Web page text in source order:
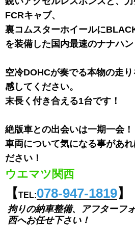
FCRキャブ、
裏コムスターホイールに
を装備した国内最速のナナハン
空冷DOHCが奏でる本物の走
感してください。
末長く付き合える1台です！
絶版車との出会いは一期一会！
車両について気になる事があ
ださい！
ウエマツ関西
【TEL:078-947-1819】
拘りの納車整備、アフターフ
西へお任せ下さい！